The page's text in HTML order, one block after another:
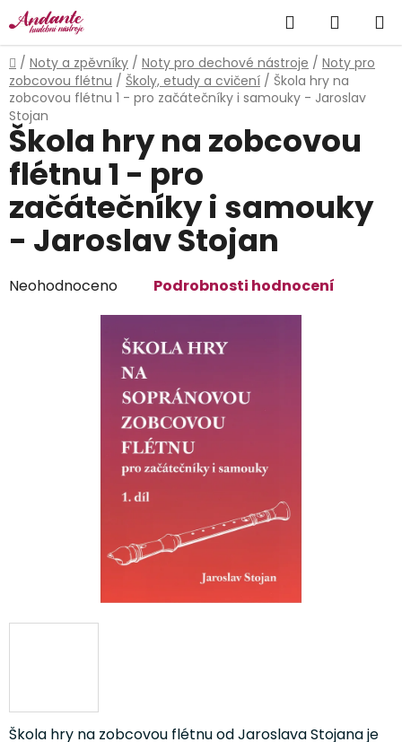
Přejít
na
obsah
Hledat
KOŠÍK
Domů
/ Noty a zpěvníky / Noty pro dechové nástroje / Noty pro
zobcovou flétnu / Školy, etudy a cvičení / Škola hry na
zobcovou flétnu 1 - pro začátečníky i samouky - Jaroslav
Stojan
Škola hry na zobcovou flétnu od Jaroslava Stojana je
Škola hry na zobcovou
flétnu 1 - pro
začátečníky i samouky
- Jaroslav Stojan
Průměrné
Neohodnoceno Podrobnosti hodnocení